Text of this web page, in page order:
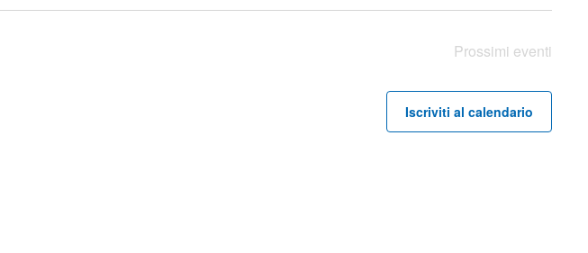
Prossimi eventi
Iscriviti al calendario